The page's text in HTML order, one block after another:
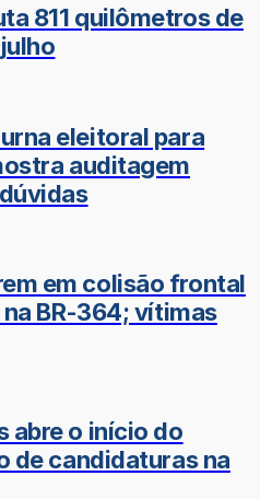
811 quilômetros de
eleitoral para
auditagem
em colisão frontal
BR-364; vítimas
abre o início do
de candidaturas na